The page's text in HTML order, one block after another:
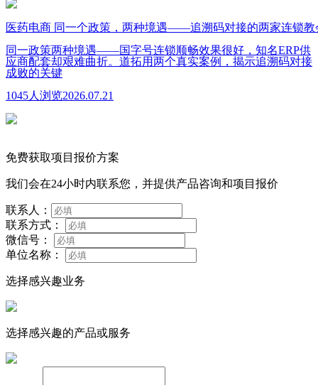
医药电商 同一个政策，两种境遇——追溯码对接的两家连锁教
同一政策两种境遇——国字号连锁顺畅效果很好，知名ERP供
应商配套却艰难曲折。道拓用两个真实案例，揭示追溯码对接
成败的关键
1045人浏览2026.07.21
免费获取项目报价方案
我们会在24小时内联系您，并提供产品咨询和项目报价
联系人：
联系方式：
微信号：
单位名称：
选择感兴趣业务
选择感兴趣的产品或服务